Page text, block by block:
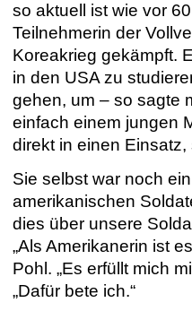
so aktuell ist wie vor
Teilnehmerin der
Koreakrieg gekämpft.
in den USA zu
gehen, um – so sagte
einfach einem jungen
direkt in einen
Sie selbst war noch
amerikanischen
dies über unsere
„Als Amerikanerin ist
Pohl. „Es erfüllt mich
„Dafür bete ich.“